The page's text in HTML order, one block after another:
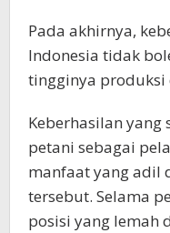
Pada akhirnya,
Indonesia tidak
tingginya produksi
Keberhasilan yang
petani sebagai
manfaat yang adil
tersebut. Selama
posisi yang lemah